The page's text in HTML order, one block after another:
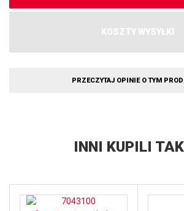
KOSZTY WYSYŁKI
PRZECZYTAJ OPINIE O TYM
INNI KUPILI